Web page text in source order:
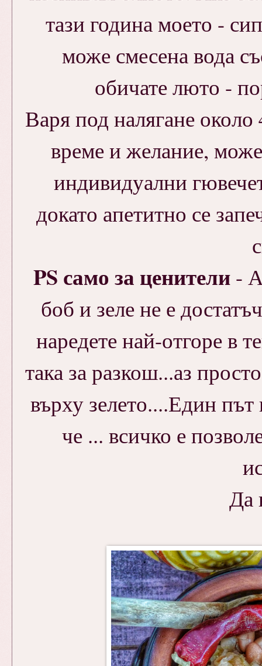
тази година моето -
може смесена вода
обичате люто -
Варя под налягане
време и желание,
индивидуални
докато апетитно се
PS само за ценители -
боб и зеле не е
наредете най-отгоре в
така за разкош...аз
върху зелето....Един
че ... всичко е
Да